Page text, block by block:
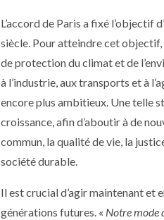
L’accord de Paris a fixé l’objectif
siècle. Pour atteindre cet objectif,
de protection du climat et de
à l’industrie, aux transports et à
encore plus ambitieux. Une telle
croissance, afin d’aboutir à de
commun, la qualité de vie, la
société durable.
Il est crucial d’agir maintenant et
générations futures. « Notre mode